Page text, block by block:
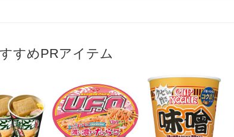
すめPRアイテム